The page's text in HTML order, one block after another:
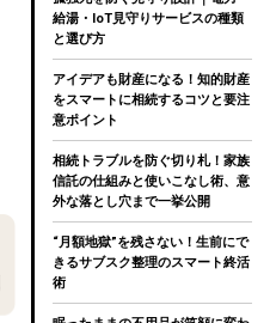
給湯・IoT見守りサービスの種類
と選び方
アイデアも財産になる！知的財産
をスマートに相続するコツと要注
意ポイント
相続トラブルを防ぐ切り札！家族
信託の仕組みと使いこなし術、意
外な落とし穴まで一挙公開
“月額地獄”を残さない！生前にで
きるサブスク整理のスマート終活
術